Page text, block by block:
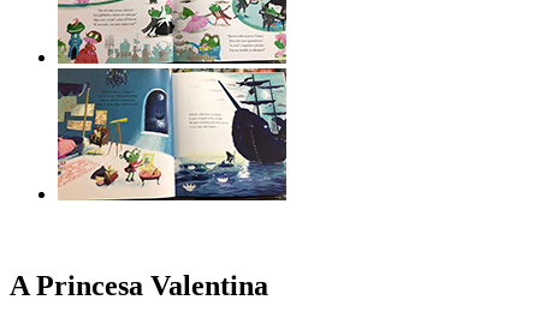
A Princesa Valentina